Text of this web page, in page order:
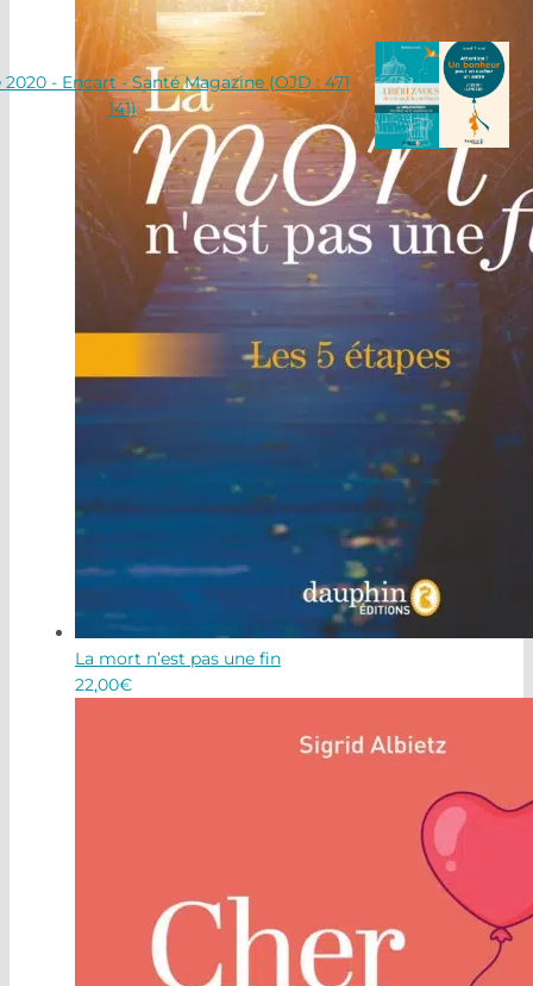
La mort n’est pas une fin
22,00€
- Encart - Santé Magazine (OJD : 471
141)